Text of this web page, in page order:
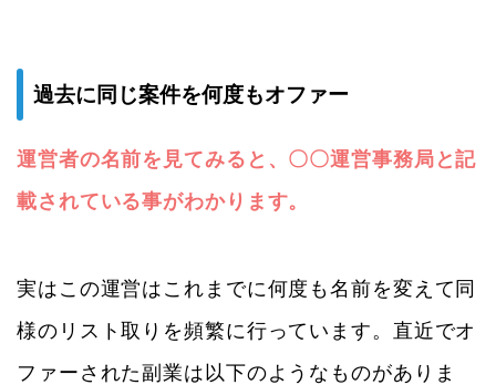
過去に同じ案件を何度もオファー
運営者の名前を見てみると、〇〇運営事務局と記
載されている事がわかります。
実はこの運営はこれまでに何度も名前を変えて同
様のリスト取りを頻繁に行っています。直近でオ
ファーされた副業は以下のようなものがありま